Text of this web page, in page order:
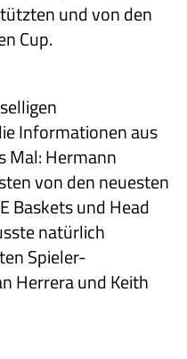
und von den
Cup.
Informationen aus
Mal: Hermann
von den neuesten
Baskets und Head
natürlich
Spieler-
Herrera und Keith